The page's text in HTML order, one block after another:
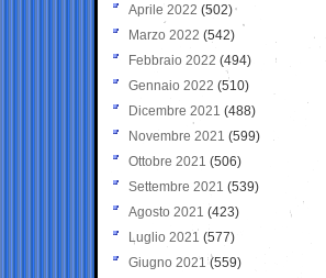
Aprile 2022 (502)
Marzo 2022 (542)
Febbraio 2022 (494)
Gennaio 2022 (510)
Dicembre 2021 (488)
Novembre 2021 (599)
Ottobre 2021 (506)
Settembre 2021 (539)
Agosto 2021 (423)
Luglio 2021 (577)
Giugno 2021(559)